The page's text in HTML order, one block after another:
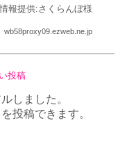
情報提供:さくらんぼ様
wb58proxy09.ezweb.ne.jp
投稿
しました。
投稿できます。